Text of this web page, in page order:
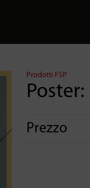
Prodotti FSP
Poster:
Prezzo